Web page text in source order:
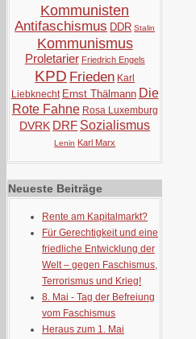
Kommunisten
Antifaschismus DDR Stalin
Kommunismus
Proletarier Friedrich Engels
KPD Frieden Karl
Liebknecht Ernst Thälmann Die
Rote Fahne Rosa Luxemburg
DVRK DRF Sozialismus
Lenin Karl Marx
Neueste Beiträge
Rente am Kapitalmarkt?
Für Gerechtigkeit und eine
friedliche Entwicklung der
Welt – gegen Faschismus,
Terrorismus und Krieg!
8. Mai - Tag der Befreiung
vom Faschismus
Heraus zum 1. Mai